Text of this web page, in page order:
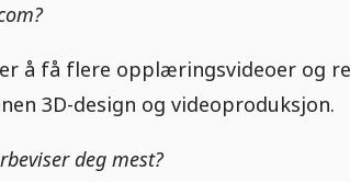
å få flere opplæringsvideoer og
3D-design og videoproduksjon.
deg mest?